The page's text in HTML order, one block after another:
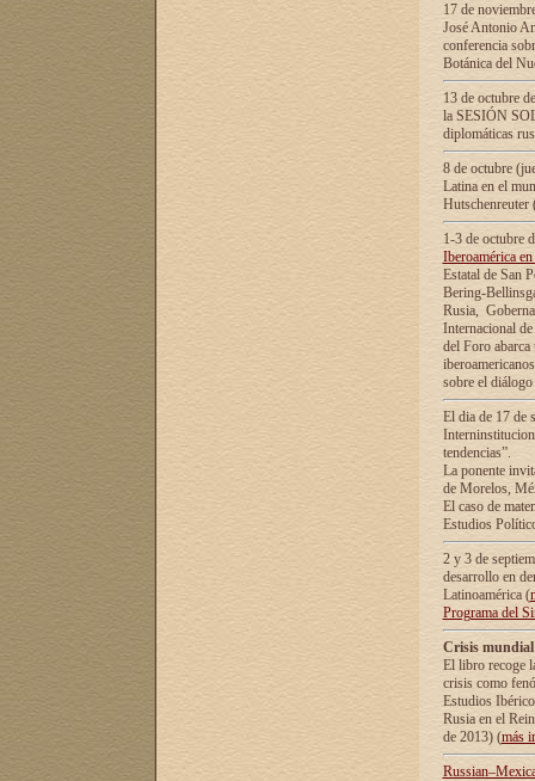
17 de
José Antonio
conferencia
Botánica del
13 de octubre
la SESIÓN
diplomáticas
8 de octubre
Latina en el
1-3 de octubre
Iberoamérica
Estatal de San
Bering-
Rusia,
Internacional
del Foro
sobre el
El dia de 17 de
tendencias”.
La ponente
de Morelos,
El caso de
Estudios
2 y 3 de
desarrollo en
Latinoamérica (
Programa del
Crisis
El libro recoge
crisis como
Estudios
Rusia en el
de 2013) (más